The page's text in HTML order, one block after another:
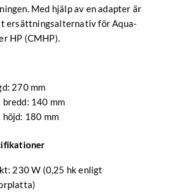
Med hjälp av en adapter är
ersättningsalternativ för Aqua-
HP (CMHP).
270 mm
bredd: 140 mm
höjd: 180 mm
230 W (0,25 hk enligt